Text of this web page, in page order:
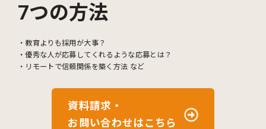
7つの方法
・教育よりも採用が大事？
・優秀な人が応募してくれるような応募とは？
・リモートで信頼関係を築く方法 など
資料請求・
お問い合わせはこちら